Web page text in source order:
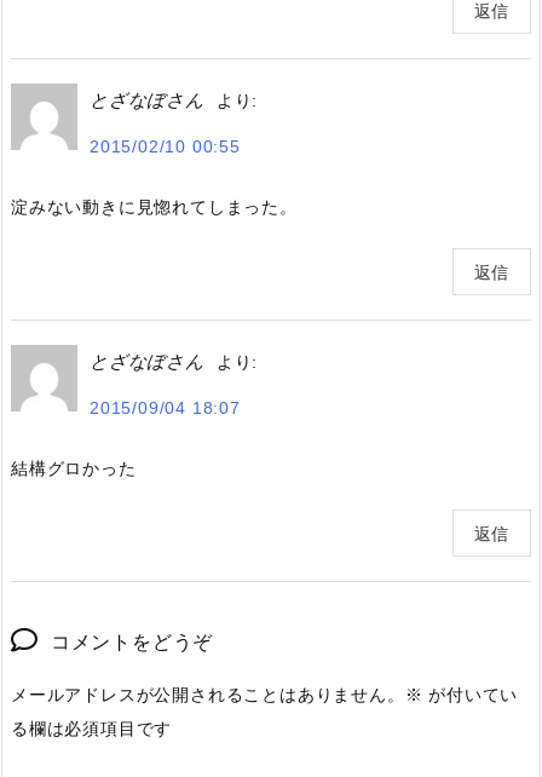
返信
とざなぼさん より:
2015/02/10 00:55
淀みない動きに見惚れてしまった。
返信
とざなぼさん より:
2015/09/04 18:07
結構グロかった
返信
コメントをどうぞ
メールアドレスが公開されることはありません。 ※ が付いてい
る欄は必須項目です